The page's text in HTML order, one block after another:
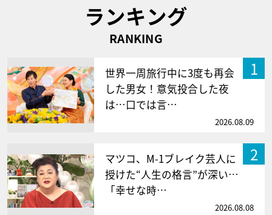
ランキング
RANKING
1
世界一周旅行中に3度も再会
した男女！意気投合した夜
は…口では言…
2026.08.09
2
マツコ、M-1ブレイク芸人に
授けた“人生の格言”が深い…
「幸せな時…
2026.08.08